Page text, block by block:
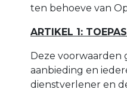
ten behoeve van
ARTIKEL 1:
Deze voorwaarden
aanbieding en
dienstverlener en